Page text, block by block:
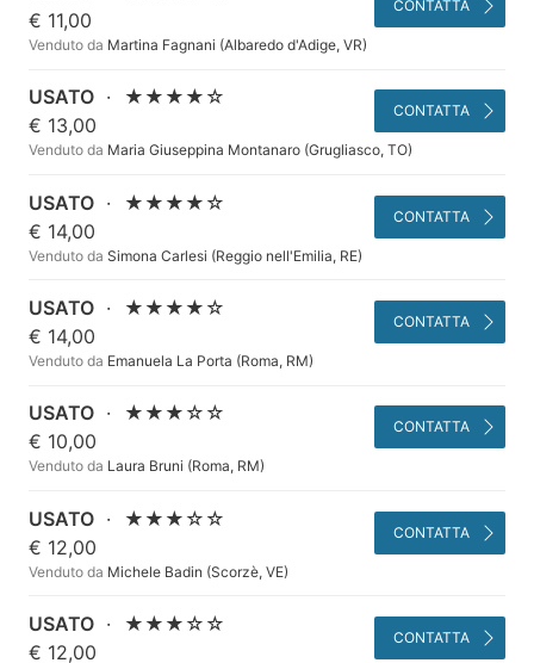
€ 11,00
Venduto da Martina Fagnani (Albaredo d'Adige, VR)
CONTATTA
USATO ·
★★★★☆
€ 13,00
Venduto da Maria Giuseppina Montanaro (Grugliasco, TO)
CONTATTA
USATO ·
★★★★☆
€ 14,00
Venduto da Simona Carlesi (Reggio nell'Emilia, RE)
CONTATTA
USATO ·
★★★★☆
€ 14,00
Venduto da Emanuela La Porta (Roma, RM)
CONTATTA
USATO ·
★★★☆☆
€ 10,00
Venduto da Laura Bruni (Roma, RM)
CONTATTA
USATO ·
★★★☆☆
€ 12,00
Venduto da Michele Badin (Scorzè, VE)
CONTATTA
USATO ·
★★★☆☆
€ 12,00
CONTATTA